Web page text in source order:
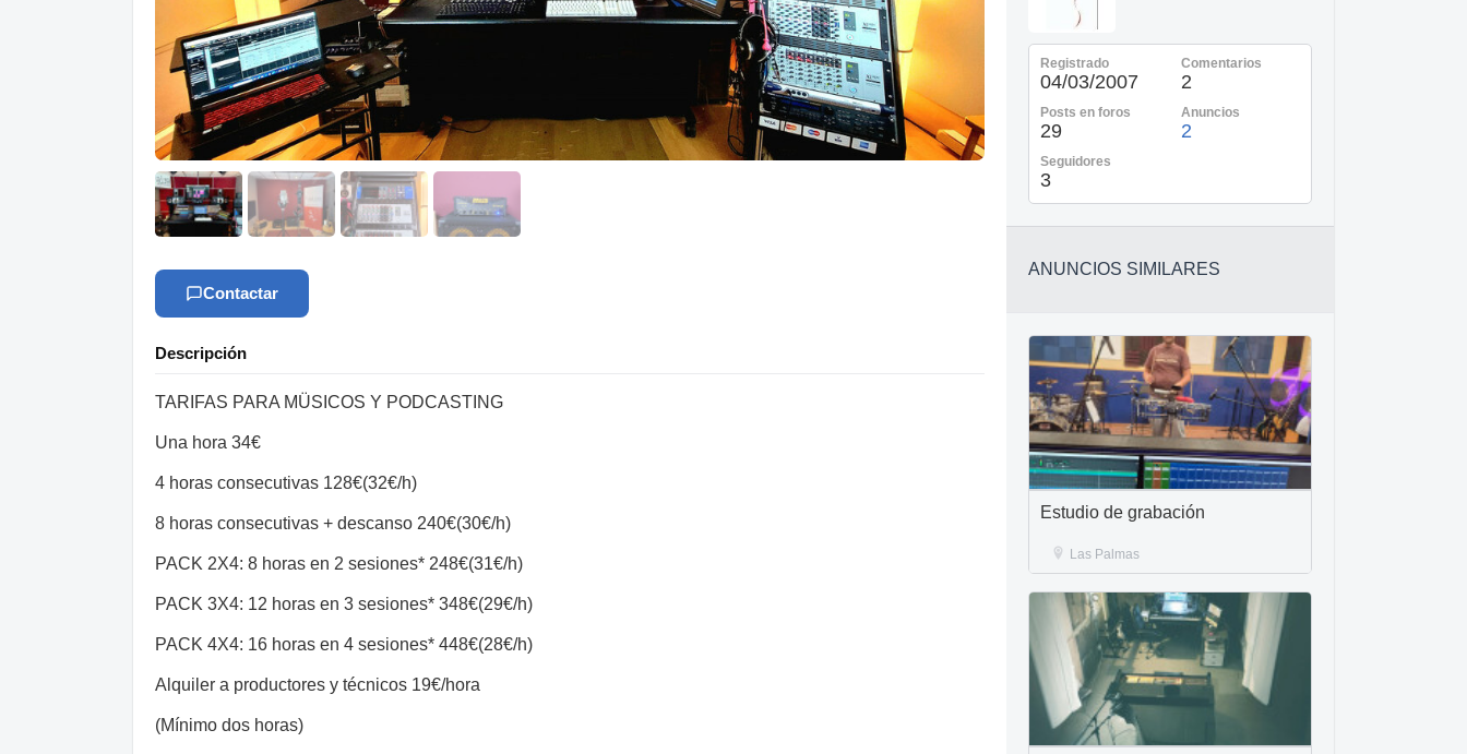
Contactar
Descripción
TARIFAS PARA MÜSICOS Y PODCASTING
Una hora 34€
4 horas consecutivas 128€(32€/h)
8 horas consecutivas + descanso 240€(30€/h)
PACK 2X4: 8 horas en 2 sesiones* 248€(31€/h)
PACK 3X4: 12 horas en 3 sesiones* 348€(29€/h)
PACK 4X4: 16 horas en 4 sesiones* 448€(28€/h)
Alquiler a productores y técnicos 19€/hora
(Mínimo dos horas)
Registrado
04/03/2007
Comentarios
2
Posts en foros
29
Anuncios
2
Seguidores
3
ANUNCIOS SIMILARES
Estudio de grabación
Las Palmas